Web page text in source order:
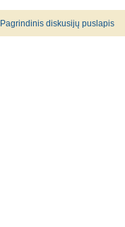
Pagrindinis diskusijų puslapis